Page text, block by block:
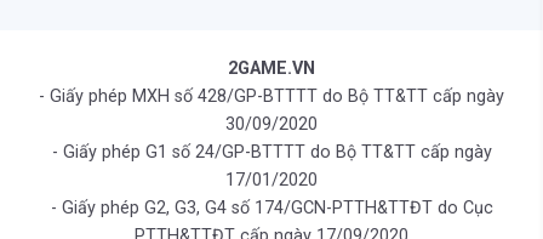
2GAME.VN
- Giấy phép MXH số 428/GP-BTTTT do Bộ TT&TT cấp ngày
30/09/2020
- Giấy phép G1 số 24/GP-BTTTT do Bộ TT&TT cấp ngày
17/01/2020
- Giấy phép G2, G3, G4 số 174/GCN-PTTH&TTĐT do Cục